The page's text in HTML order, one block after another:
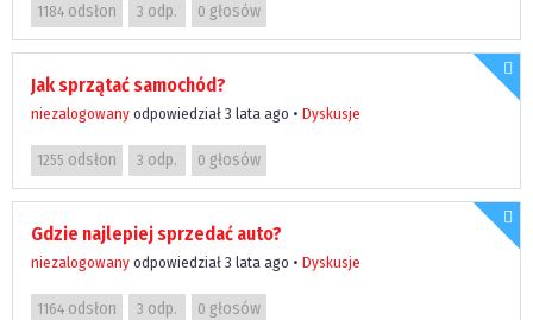
1184 odsłon 3 odp. 0 głosów
Jak sprzątać samochód?
niezalogowany odpowiedział 3 lata ago • Dyskusje
1255 odsłon 3 odp. 0 głosów
Gdzie najlepiej sprzedać auto?
niezalogowany odpowiedział 3 lata ago • Dyskusje
1164 odsłon 3 odp. 0 głosów